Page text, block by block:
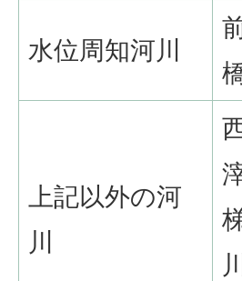
水位周知河川
上記以外の河
川